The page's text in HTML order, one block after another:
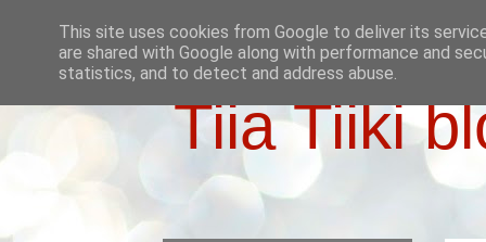
Tiia Tiiki
This site uses cookies from Google to deliver its
are shared with Google along with performance and
statistics, and to detect and address abuse.